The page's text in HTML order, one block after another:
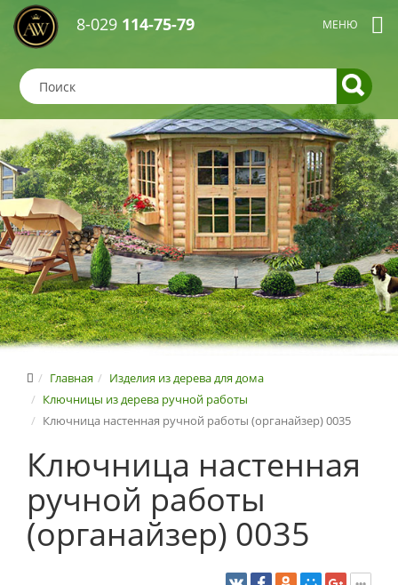
8-029 114-75-79
Главная
Изделия из дерева для дома
Ключницы из дерева ручной работы
Ключница настенная ручной работы (органайзер) 0035
Ключница настенная
ручной работы
(органайзер) 0035